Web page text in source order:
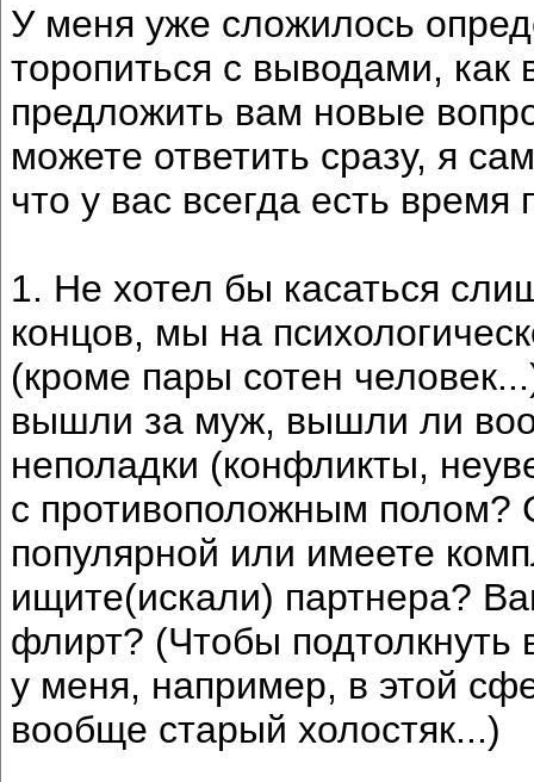
У меня уже сложилось
торопиться с выводами,
предложить вам новые
можете ответить сразу, я
что у вас всегда есть время
1. Не хотел бы касаться
концов, мы на
(кроме пары сотен
вышли за муж, вышли ли
неполадки (конфликты,
с противоположным полом?
популярной или имеете
ищите(искали) партнера?
флирт? (Чтобы подтолкнуть
у меня, например, в этой
вообще старый холостяк...)